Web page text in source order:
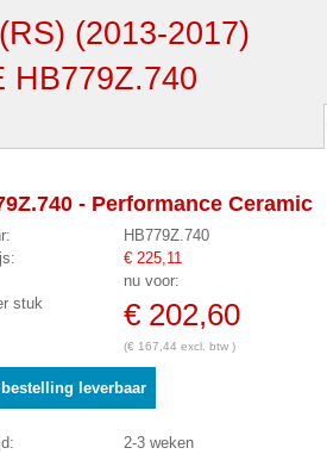
(2013-2017)
HB779Z.740
- Performance Ceramic
HB779Z.740
€ 225,11
nu voor:
stuk
€ 202,60
(€ 167,44 excl. btw )
leverbaar
2-3 weken